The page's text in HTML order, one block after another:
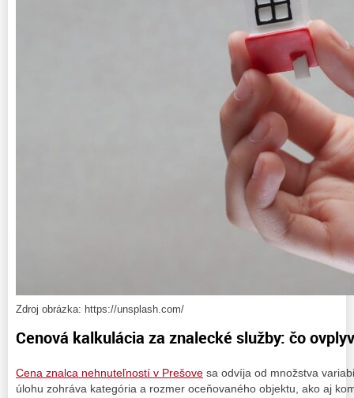
Zdroj obrázka: https://unsplash.com/
Cenová kalkulácia za znalecké služby: čo
Cena znalca nehnuteľností v Prešove sa odvíja od množstva
úlohu zohráva kategória a rozmer oceňovaného objektu, ako aj